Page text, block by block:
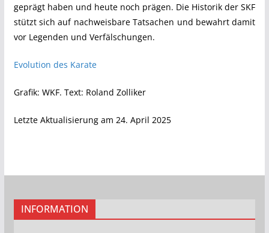
geprägt haben und heute noch prägen. Die Historik der SKF
stützt sich auf nachweisbare Tatsachen und bewahrt damit
vor Legenden und Verfälschungen.
Evolution des Karate
Grafik: WKF. Text: Roland Zolliker
Letzte Aktualisierung am 24. April 2025
INFORMATION